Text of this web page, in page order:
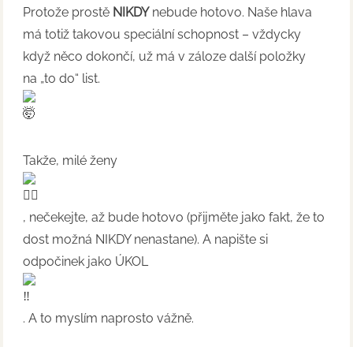
Protože prostě NIKDYnebude hotovo. Naše hlava
má totiž takovou speciální schopnost – vždycky
když něco dokončí, už má v záloze další položky
na „to do“ list.
Takže, milé ženy
, nečekejte, až bude hotovo (přijměte jako fakt, že to
dost možná NIKDY nenastane). A napište si
odpočinek jako ÚKOL
. A to myslím naprosto vážně.